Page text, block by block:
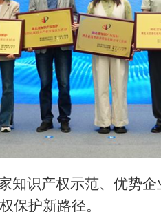
知识产权示范、优势
保护新路径。